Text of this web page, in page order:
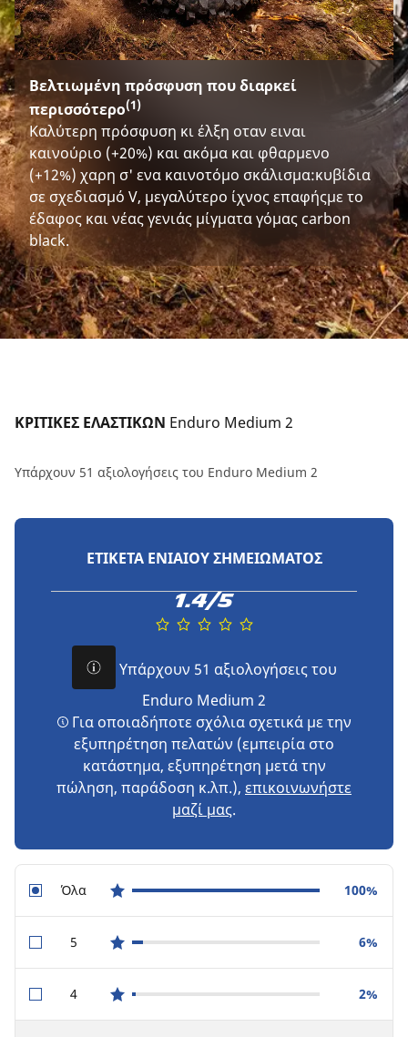
Βελτιωμένη πρόσφυση που διαρκεί
περισσότερο(1)
Καλύτερη πρόσφυση κι έλξη οταν ειναι
καινούριο (+20%) και ακόμα και φθαρμενο
(+12%) χαρη σ' ενα καινοτόμο σκάλισμα:κυβίδια
σε σχεδιασμό V, μεγαλύτερο ίχνος επαφήςμε το
έδαφος και νέας γενιάς μίγματα γόμας carbon
black.
ΚΡΙΤΙΚΕΣ ΕΛΑΣΤΙΚΩΝ Enduro Medium 2
Υπάρχουν 51 αξιολογήσεις του Enduro Medium 2
ΕΤΙΚΈΤΑ ΕΝΙΑΊΟΥ ΣΗΜΕΙΏΜΑΤΟΣ
1.4/5
Υπάρχουν 51 αξιολογήσεις του
Enduro Medium 2
Για οποιαδήποτε σχόλια σχετικά με την
εξυπηρέτηση πελατών (εμπειρία στο
κατάστημα, εξυπηρέτηση μετά την
πώληση, παράδοση κ.λπ.), επικοινωνήστε
μαζί μας.
Όλαstar reviews 100%
5star reviews 6%
4star reviews 2%